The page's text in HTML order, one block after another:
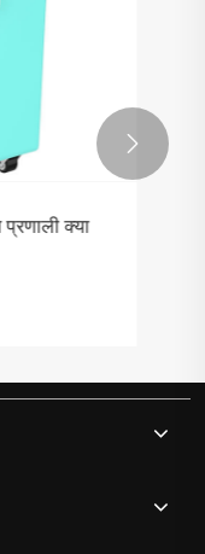
कोल्ड
